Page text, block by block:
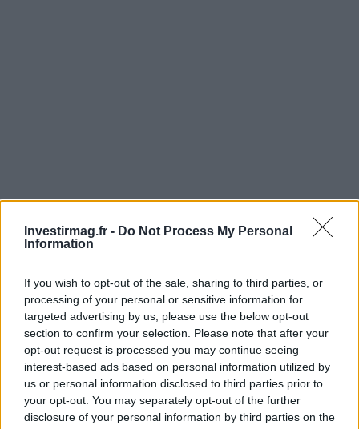
Investirmag.fr - Do Not Process My Personal
Information
If you wish to opt-out of the sale, sharing to third parties, or
processing of your personal or sensitive information for
targeted advertising by us, please use the below opt-out
section to confirm your selection. Please note that after your
opt-out request is processed you may continue seeing
interest-based ads based on personal information utilized by
us or personal information disclosed to third parties prior to
your opt-out. You may separately opt-out of the further
disclosure of your personal information by third parties on the
Continuez la lecture
INVESTISSEMENTS